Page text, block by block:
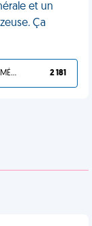
et un
Ça
TU L'AS BIEN MÉRITÉ 2 181